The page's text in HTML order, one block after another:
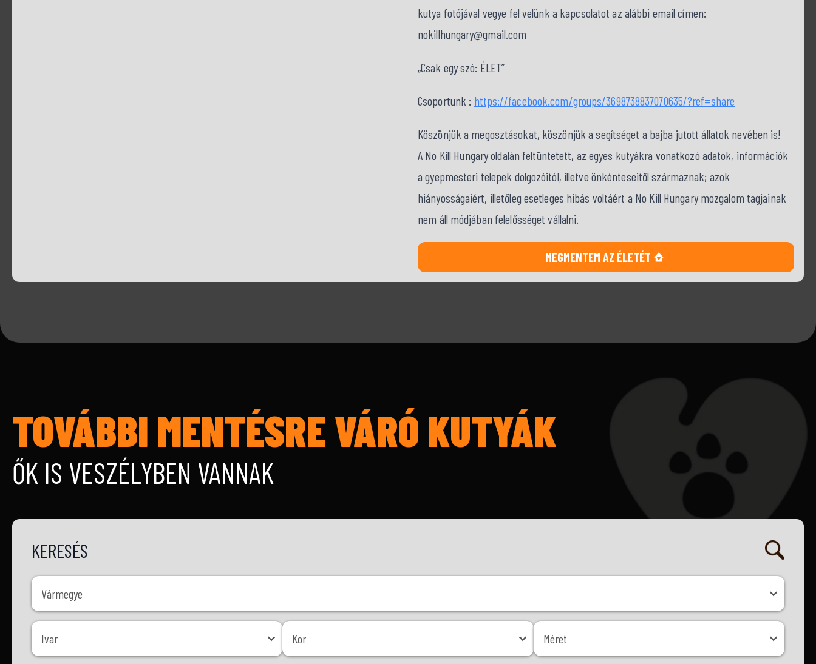
kutya fotójával vegye fel velünk a kapcsolatot az alábbi email címen:
nokillhungary@gmail.com
„Csak egy szó: ÉLET”
Csoportunk : https://facebook.com/groups/3698738837070635/?ref=share
Köszönjük a megosztásokat, köszönjük a segítséget a bajba jutott állatok nevében is!
A No Kill Hungary oldalán feltüntetett, az egyes kutyákra vonatkozó adatok, információk
a gyepmesteri telepek dolgozóitól, illetve önkénteseitől származnak; azok
hiányosságaiért, illetőleg esetleges hibás voltáért a No Kill Hungary mozgalom tagjainak
nem áll módjában felelősséget vállalni.
MEGMENTEM AZ ÉLETÉT
TOVÁBBI MENTÉSRE VÁRÓ KUTYÁK
ŐK IS VESZÉLYBEN VANNAK
KERESÉS
Vármegye
Vármegye
Ivar
Ivar
Kor
Kor
Méret
Méret